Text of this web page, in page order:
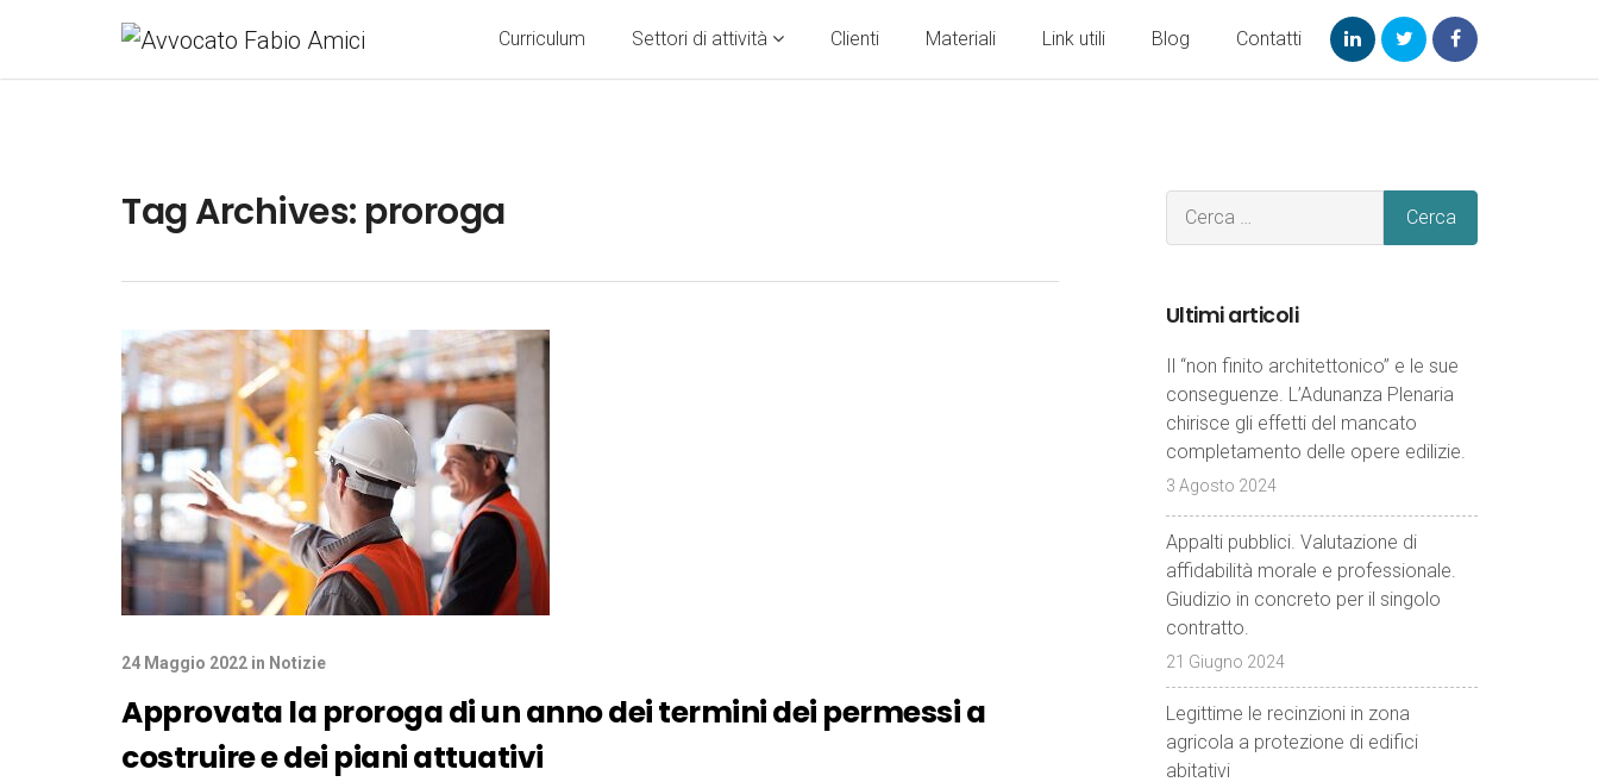
Curriculum Settori di attività Clienti Materiali Link utili Blog Contatti
Tag Archives: proroga
24 Maggio 2022 in Notizie
Approvata la proroga di un anno dei termini dei permessi a
costruire e dei piani attuativi
Ultimi articoli
Il “non finito architettonico” e le sue
conseguenze. L’Adunanza Plenaria
chirisce gli effetti del mancato
completamento delle opere edilizie.
3 Agosto 2024
Appalti pubblici. Valutazione di
affidabilità morale e professionale.
Giudizio in concreto per il singolo
contratto.
21 Giugno 2024
Legittime le recinzioni in zona
agricola a protezione di edifici
abitativi